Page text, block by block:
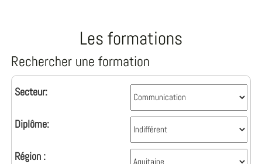
Les formations
Rechercher une formation
Secteur:
Diplôme:
Région :